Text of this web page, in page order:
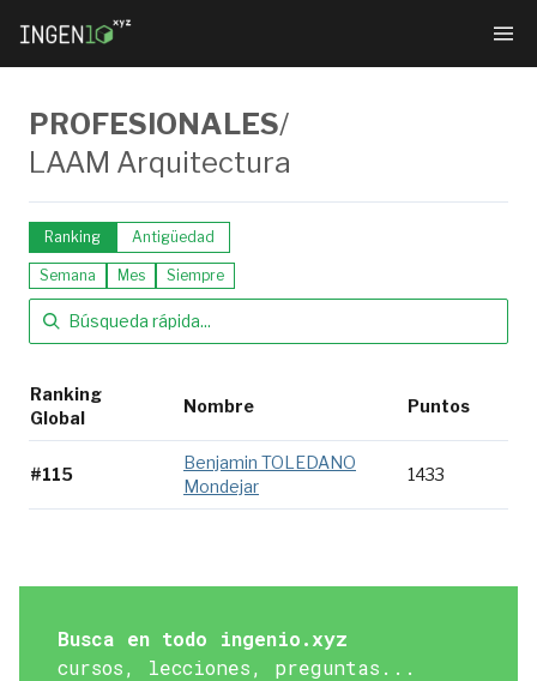
PROFESIONALES/
LAAM Arquitectura
Ranking Antigüedad
Semana Mes Siempre
Ranking
Global
Nombre Puntos
#115
Benjamin TOLEDANO
Mondejar
1433
Busca en todo ingenio.xyz
cursos, lecciones, preguntas...